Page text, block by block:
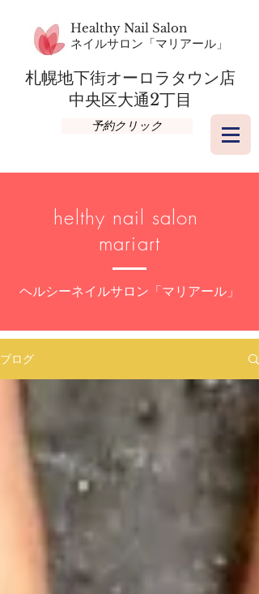
Healthy Nail Salon
​ネイルサロン「マリアール」
札幌地下街オーロラタウン店​
​中央区大通2丁目
予約クリック
helthy nail salon
mariart
​ヘルシーネイルサロン「マリアール」
ブログ